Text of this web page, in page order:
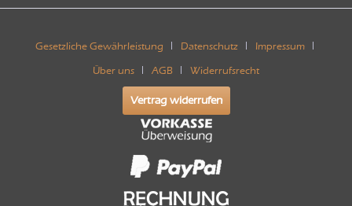
Gesetzliche Gewährleistung Datenschutz Impressum
Über uns AGB Widerrufsrecht
Vertrag widerrufen